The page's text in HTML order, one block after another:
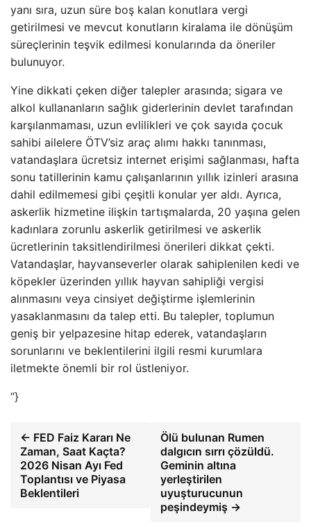
yanı sıra, uzun süre boş kalan konutlara vergi
getirilmesi ve mevcut konutların kiralama ile dönüşüm
süreçlerinin teşvik edilmesi konularında da öneriler
bulunuyor.
Yine dikkati çeken diğer talepler arasında; sigara ve
alkol kullananların sağlık giderlerinin devlet tarafından
karşılanmaması, uzun evlilikleri ve çok sayıda çocuk
sahibi ailelere ÖTV’siz araç alımı hakkı tanınması,
vatandaşlara ücretsiz internet erişimi sağlanması, hafta
sonu tatillerinin kamu çalışanlarının yıllık izinleri arasına
dahil edilmemesi gibi çeşitli konular yer aldı. Ayrıca,
askerlik hizmetine ilişkin tartışmalarda, 20 yaşına gelen
kadınlara zorunlu askerlik getirilmesi ve askerlik
ücretlerinin taksitlendirilmesi önerileri dikkat çekti.
Vatandaşlar, hayvanseverler olarak sahiplenilen kedi ve
köpekler üzerinden yıllık hayvan sahipliği vergisi
alınmasını veya cinsiyet değiştirme işlemlerinin
yasaklanmasını da talep etti. Bu talepler, toplumun
geniş bir yelpazesine hitap ederek, vatandaşların
sorunlarını ve beklentilerini ilgili resmi kurumlara
iletmekte önemli bir rol üstleniyor.
“}
← FED Faiz Kararı Ne
Zaman, Saat Kaçta?
2026 Nisan Ayı Fed
Toplantısı ve Piyasa
Beklentileri
Ölü bulunan Rumen
dalgıcın sırrı çözüldü.
Geminin altına
yerleştirilen
uyuşturucunun
peşindeymiş →